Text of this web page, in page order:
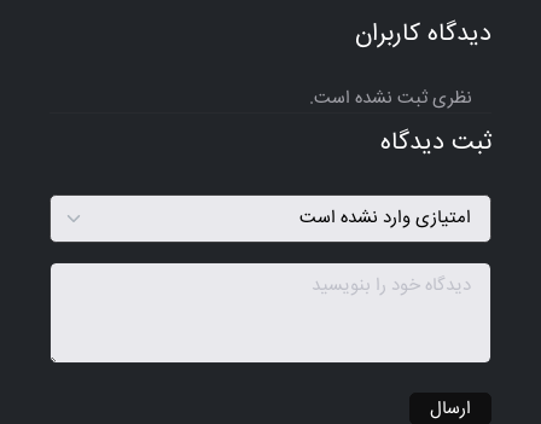
دیدگاه کاربران
نظری ثبت نشده است.
ثبت دیدگاه
ارسال